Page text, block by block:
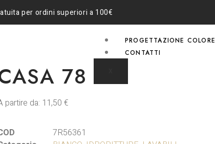
per ordini superiori a 100€
PROGETTAZIONE COLORE
CONTATTI
78
partire da: 11,50 €
7R56361